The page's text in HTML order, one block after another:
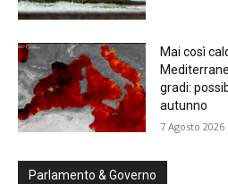
Mai così
gradi:
autunno
7 Agosto 2026
Parlamento & Governo